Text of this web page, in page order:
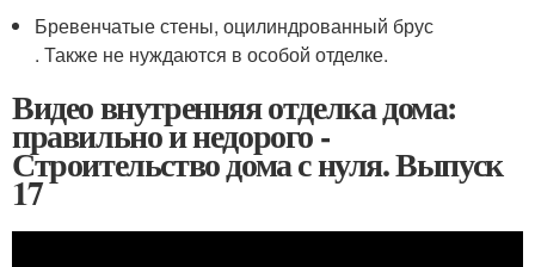
Бревенчатые стены, оцилиндрованный брус
. Также не нуждаются в особой отделке.
Видео внутренняя отделка дома:
правильно и недорого -
Строительство дома с нуля. Выпуск
17